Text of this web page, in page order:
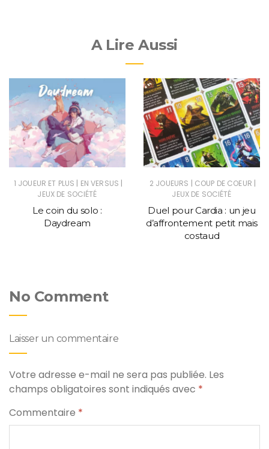
A Lire Aussi
1 JOUEUR ET PLUS | EN VERSUS |
JEUX DE SOCIÉTÉ
Le coin du solo :
Daydream
2 JOUEURS | COUP DE COEUR |
JEUX DE SOCIÉTÉ
Duel pour Cardia : un jeu
d’affrontement petit mais
costaud
No Comment
Laisser un commentaire
Votre adresse e-mail ne sera pas publiée. Les
champs obligatoires sont indiqués avec *
Commentaire *